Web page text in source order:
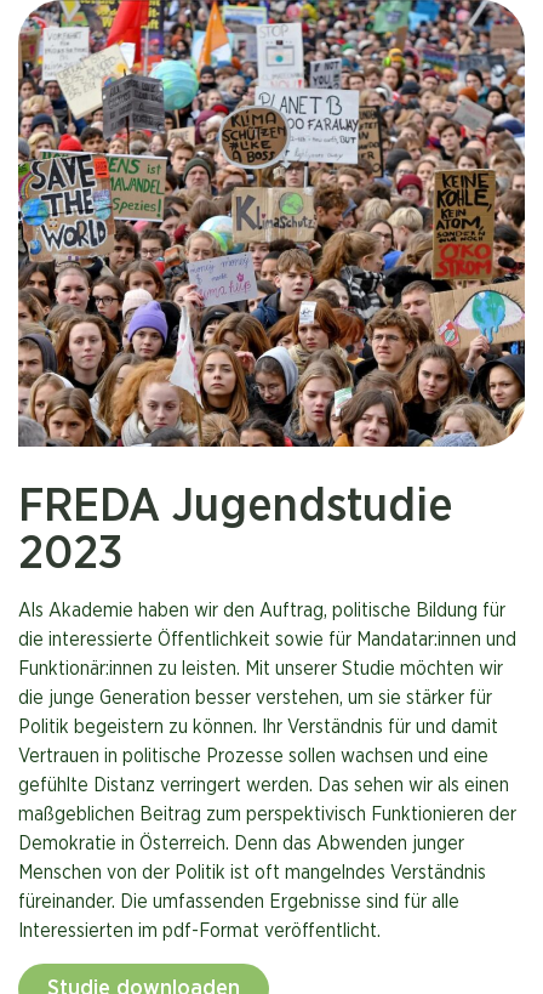
FREDA Jugendstudie
2023
Als Akademie haben wir den Auftrag, politische Bildung für
die interessierte Öffentlichkeit sowie für Mandatar:innen und
Funktionär:innen zu leisten. Mit unserer Studie möchten wir
die junge Generation besser verstehen, um sie stärker für
Politik begeistern zu können. Ihr Verständnis für und damit
Vertrauen in politische Prozesse sollen wachsen und eine
gefühlte Distanz verringert werden. Das sehen wir als einen
maßgeblichen Beitrag zum perspektivisch Funktionieren der
Demokratie in Österreich. Denn das Abwenden junger
Menschen von der Politik ist oft mangelndes Verständnis
füreinander. Die umfassenden Ergebnisse sind für alle
Interessierten im pdf-Format veröffentlicht.
Studie downloaden